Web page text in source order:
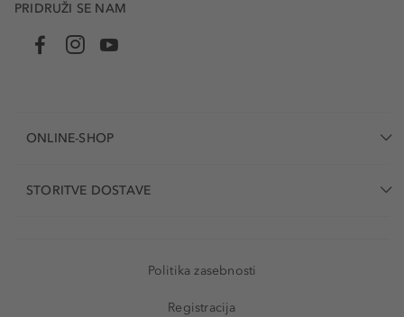
PRIDRUŽI SE NAM
ONLINE-SHOP
STORITVE DOSTAVE
Politika zasebnosti
Registracija